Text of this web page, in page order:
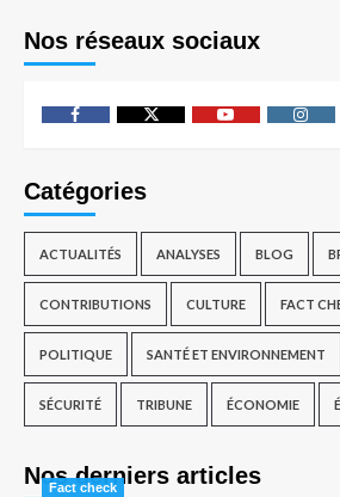
Nos réseaux sociaux
Catégories
ACTUALITÉS ANALYSES BLOG
CONTRIBUTIONS CULTURE FACT
POLITIQUE SANTÉ ET ENVIRONNEMENT
SÉCURITÉ TRIBUNE ÉCONOMIE
Nos derniers articles
Fact check